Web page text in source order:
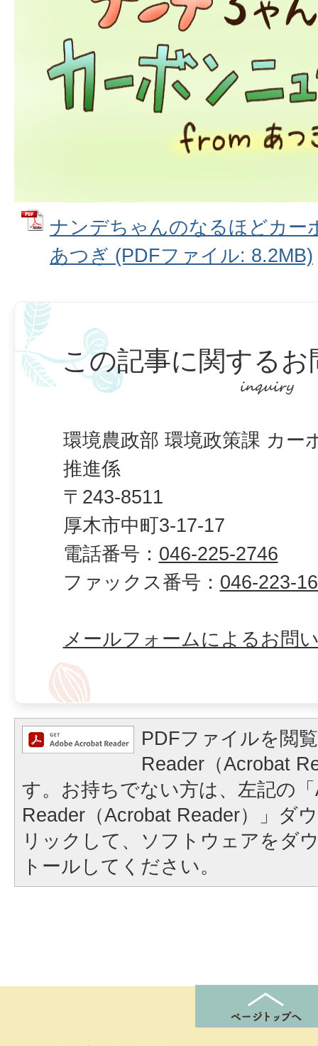
ナンデちゃんのなるほどカー
あつぎ (PDFファイル: 8.2MB)
この記事に関するお
環境農政部 環境政策課 カー
推進係
〒243-8511
厚木市中町3-17-17
電話番号： 046-225-2746
ファックス番号： 046-223-
メールフォームによるお問
PDFファイルを閲
Reader（Acrobat
す。お持ちでない方は、左記の
Reader（Acrobat Reader）」ダ
リックして、ソフトウェアをダ
トールしてください。